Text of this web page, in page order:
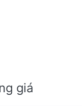
giá